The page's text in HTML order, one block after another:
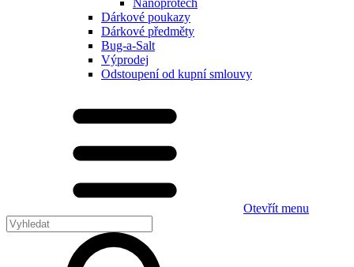
Dárkové poukazy
Dárkové předměty
Bug-a-Salt
Výprodej
Odstoupení od kupní smlouvy
Otevřít menu